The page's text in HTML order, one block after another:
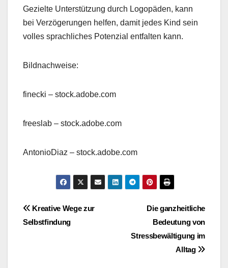
Gezielte Unterstützung durch Logopäden, kann
bei Verzögerungen helfen, damit jedes Kind sein
volles sprachliches Potenzial entfalten kann.
Bildnachweise:
finecki – stock.adobe.com
freeslab – stock.adobe.com
AntonioDiaz – stock.adobe.com
BeitragsnavigationDie ganzheitliche
Bedeutung von
Stressbewältigung im
Alltag
Kreative Wege zur
Selbstfindung